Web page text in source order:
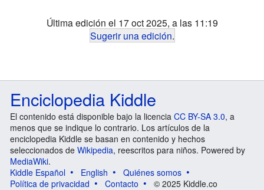
Última edición el 17 oct 2025, a las 11:19
Sugerir una edición.
Enciclopedia Kiddle
El contenido está disponible bajo la licencia CC BY-SA 3.0, a
menos que se indique lo contrario. Los artículos de la
enciclopedia Kiddle se basan en contenido y hechos
seleccionados de Wikipedia, reescritos para niños. Powered by
MediaWiki.
Kiddle Español
English
Quiénes somos
Política de privacidad
Contacto © 2025 Kiddle.co